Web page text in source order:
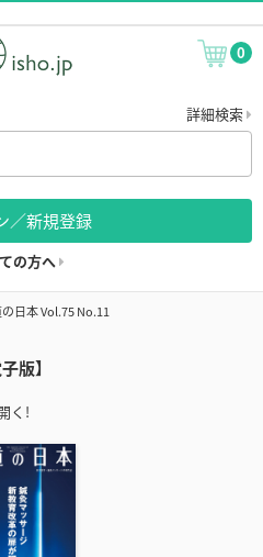
0
詳細検索
／新規登録
の方へ
日本 Vol.75 No.11
版】
く!